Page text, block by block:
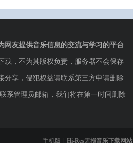
网友提供音乐信息的交流与学习的平台
载，不为其版权负责，服务器不会保存
分享，侵犯权益请联系第三方申请删除
系管理员邮箱，我们将在第一时间删除
手机版 Hi-Res无损音乐下载网站